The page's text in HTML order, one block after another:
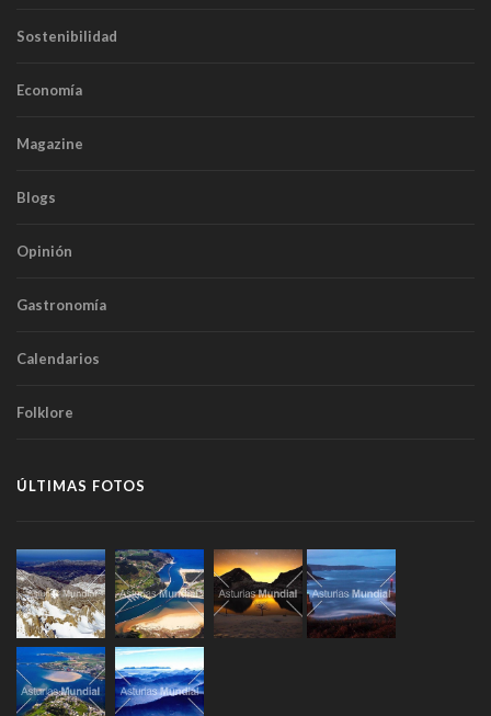
Sostenibilidad
Economía
Magazine
Blogs
Opinión
Gastronomía
Calendarios
Folklore
ÚLTIMAS FOTOS